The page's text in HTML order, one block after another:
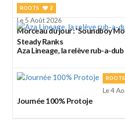
ROOTS 2
Le 5 Août 2026
Morceau du jour : 'Soundboy
Steady Ranks
Aza Lineage, la relève rub-a-dub
ROOTS
Le 4
Journée 100% Protoje